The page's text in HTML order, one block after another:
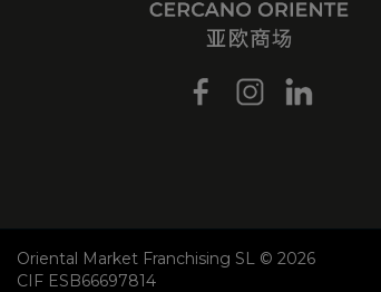
Oriental Market Franchising SL © 2026
CIF ESB66697814